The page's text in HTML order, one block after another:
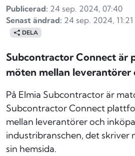
Publicerad: 24 sep. 2024, 07:40
Senast ändrad: 24 sep. 2024, 11:21
DELA
Subcontractor Connect är
möten mellan leverantörer
På Elmia Subcontractor är
Subcontractor Connect
mellan leverantörer och
industribranschen, det skriver
sin hemsida.